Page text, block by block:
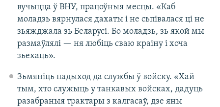
вучыцца ў ВНУ, працоўныя месцы. «Каб
моладзь вярнулася дахаты і не сьпівалася ці не
зьяжджала зь Беларусі. Бо моладзь, зь якой мы
размаўлялі — ня любіць сваю краіну і хоча
зьехаць».
Зьмяніць падыход да службы ў войску. «Хай
тым, хто служыць у танкавых войсках, дадуць
разабраныя трактары з калгасаў, дзе яны